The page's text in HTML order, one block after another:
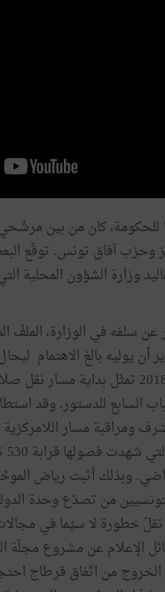
يوسف الشاهد في أوت 2016 رئيسا
وحزب آفاق تونس. توقّع
وزارة الشؤون المحلية
سلفه في الوزارة، الملفّ
بالغ الاهتمام ليحال
على المجلّة قبل الانتخابات البلدية ليوم
السابع للدستور. وقد
ومراقبة مسار
للمجلس النيابي يوم 26 أفريل الماضي.
من تصدّع وحدة
خطورة لا سيّما في
الإعلام عن مشروع مجلّة
الخروج من اتّفاق قرطاج